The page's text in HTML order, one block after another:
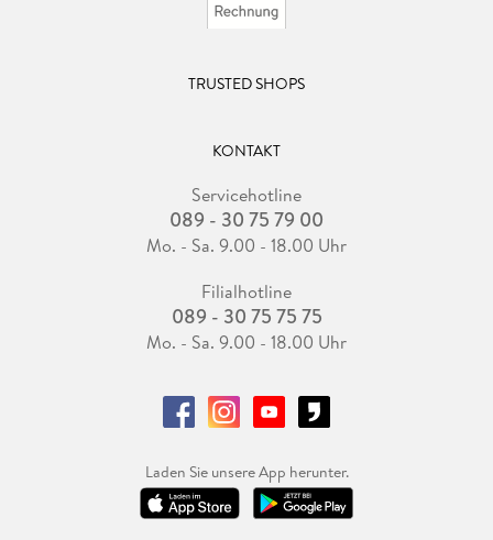
TRUSTED SHOPS
KONTAKT
Servicehotline
089 - 30 75 79 00
Mo. - Sa. 9.00 - 18.00 Uhr
Filialhotline
089 - 30 75 75 75
Mo. - Sa. 9.00 - 18.00 Uhr
Laden Sie unsere App herunter.